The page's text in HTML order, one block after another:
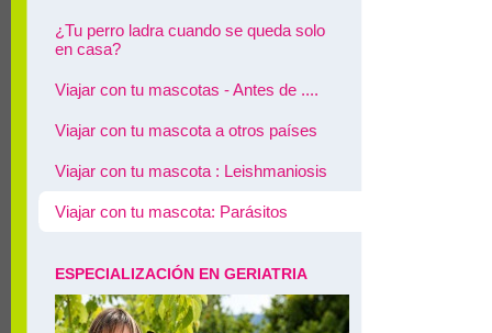
¿Tu perro ladra cuando se queda solo
en casa?
Viajar con tu mascotas - Antes de ....
Viajar con tu mascota a otros países
Viajar con tu mascota : Leishmaniosis
Viajar con tu mascota: Parásitos
ESPECIALIZACIÓN EN GERIATRIA